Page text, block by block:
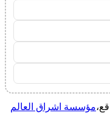
مؤسسة اشراق العالم